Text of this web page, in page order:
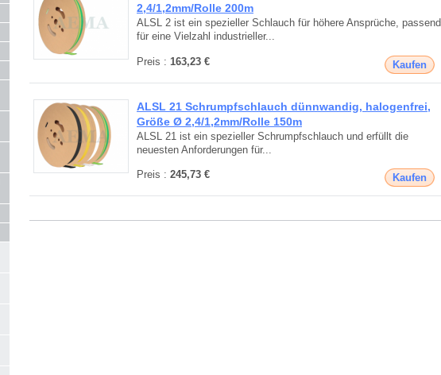
2,4/1,2mm/Rolle 200m
ALSL 2 ist ein spezieller Schlauch für höhere Ansprüche, passend
für eine Vielzahl industrieller...
Kaufen
Preis : 163,23 €
ALSL 21 Schrumpfschlauch dünnwandig, halogenfrei,
Größe Ø 2,4/1,2mm/Rolle 150m
ALSL 21 ist ein spezieller Schrumpfschlauch und erfüllt die
neuesten Anforderungen für...
Kaufen
Preis : 245,73 €